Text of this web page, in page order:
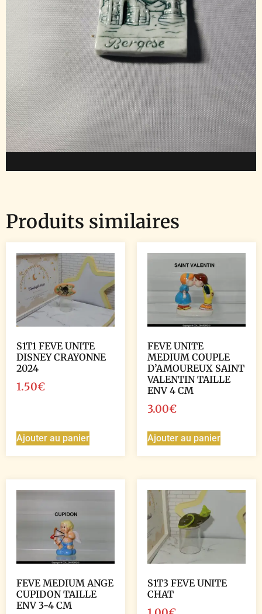
Produits similaires
S1T1 FEVE UNITE
DISNEY CRAYONNE
2024
1.50€
Ajouter au panier
FEVE UNITE
MEDIUM COUPLE
D’AMOUREUX SAINT
VALENTIN TAILLE
ENV 4 CM
3.00€
Ajouter au panier
FEVE MEDIUM ANGE
CUPIDON TAILLE
ENV 3-4 CM
S1T3 FEVE UNITE
CHAT